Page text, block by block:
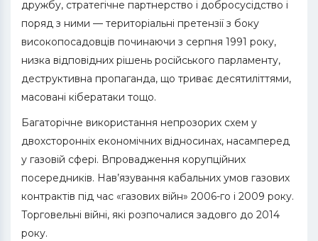
дружбу, стратегічне партнерство і добросусідство і
поряд з ними — територіальні претензії з боку
високопосадовців починаючи з серпня 1991 року,
низка відповідних рішень російського парламенту,
деструктивна пропаганда, що триває десятиліттями,
масовані кібератаки тощо.
Багаторічне використання непрозорих схем у
двохсторонніх економічних відносинах, насамперед
у газовій сфері. Впровадження корупційних
посередників. Нав’язування кабальних умов газових
контрактів під час «газових війн» 2006-го і 2009 року.
Торговельні війні, які розпочалися задовго до 2014
року.